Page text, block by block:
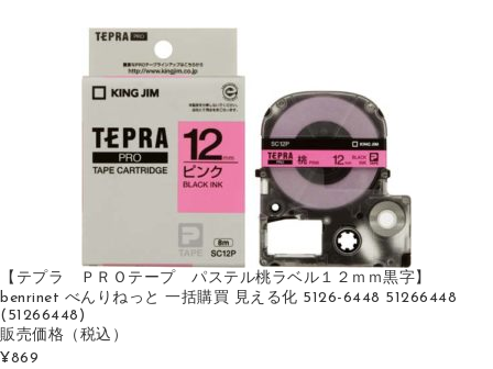
【テプラ ＰＲＯテープ パステル桃ラベル１２ｍｍ黒字】
benrinet べんりねっと 一括購買 見える化 5126-6448 51266448
(51266448)
販売価格 （税込）
¥869